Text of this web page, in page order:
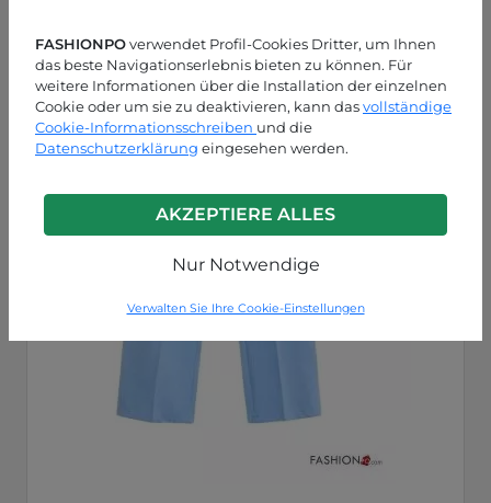
FASHIONPOverwendet Profil-Cookies Dritter, um Ihnen
das beste Navigationserlebnis bieten zu können. Für
weitere Informationen über die Installation der einzelnen
Cookie oder um sie zu deaktivieren, kann dasvollständige
Cookie-Informationsschreiben und die
Datenschutzerklärung eingesehen werden.
AKZEPTIERE ALLES
Nur Notwendige
Verwalten Sie Ihre Cookie-Einstellungen